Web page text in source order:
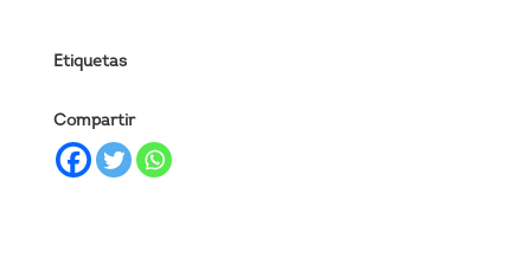
Etiquetas
Compartir